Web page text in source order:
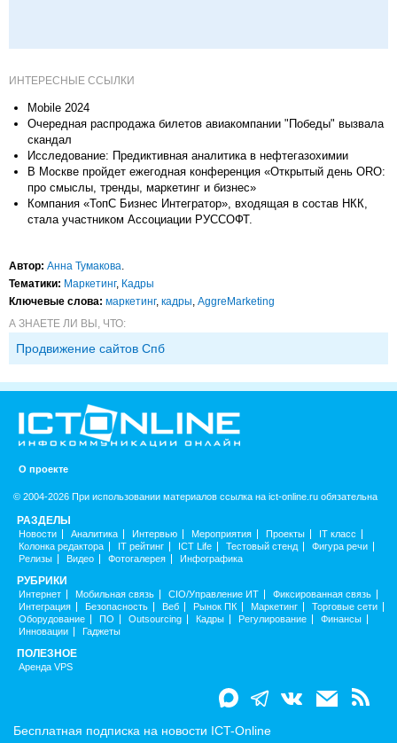
ИНТЕРЕСНЫЕ ССЫЛКИ
Mobile 2024
Очередная распродажа билетов авиакомпании "Победы" вызвала
скандал
Исследование: Предиктивная аналитика в нефтегазохимии
В Москве пройдет ежегодная конференция «Открытый день ORO:
про смыслы, тренды, маркетинг и бизнес»
Компания «ТопС Бизнес Интегратор», входящая в состав НКК,
стала участником Ассоциации РУССОФТ.
Автор: Анна Тумакова.
Тематики: Маркетинг, Кадры
Ключевые слова: маркетинг, кадры, AggreMarketing
А ЗНАЕТЕ ЛИ ВЫ, ЧТО:
Продвижение сайтов Спб
О проекте
© 2004-2026 При использовании материалов ссылка на ict-online.ru обязательна
РАЗДЕЛЫ
Новости Аналитика Интервью Мероприятия Проекты
IT класс
Колонка редактора
IT рейтинг ICT Life Тестовый стенд
Фигура речи
Релизы
Видео Фотогалерея Инфографика
РУБРИКИ
Интернет Мобильная связь CIO/Управление ИТ
Фиксированная связь
Интеграция
Безопасность Веб Рынок ПК Маркетинг
Торговые сети
Оборудование
ПО Outsourcing Кадры Регулирование
Финансы
Инновации
Гаджеты
ПОЛЕЗНОЕ
Аренда VPS
Бесплатная подписка на новости ICT-Online